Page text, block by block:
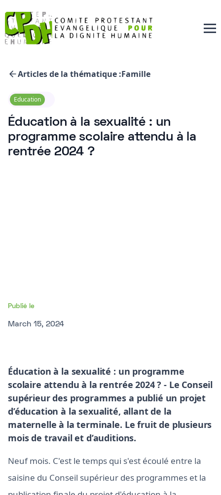
Articles de la thématique :Famille
Education
Éducation à la sexualité : un
programme scolaire attendu à la
rentrée 2024 ?
Publié le
March 15, 2024
Éducation à la sexualité : un programme
scolaire attendu à la rentrée 2024 ? - Le Conseil
supérieur des programmes a publié un projet
d’éducation à la sexualité, allant de la
maternelle à la terminale. Le fruit de plusieurs
mois de travail et d’auditions.
Neuf mois. C'est le temps qui s'est écoulé entre la
saisine du Conseil supérieur des programmes et la